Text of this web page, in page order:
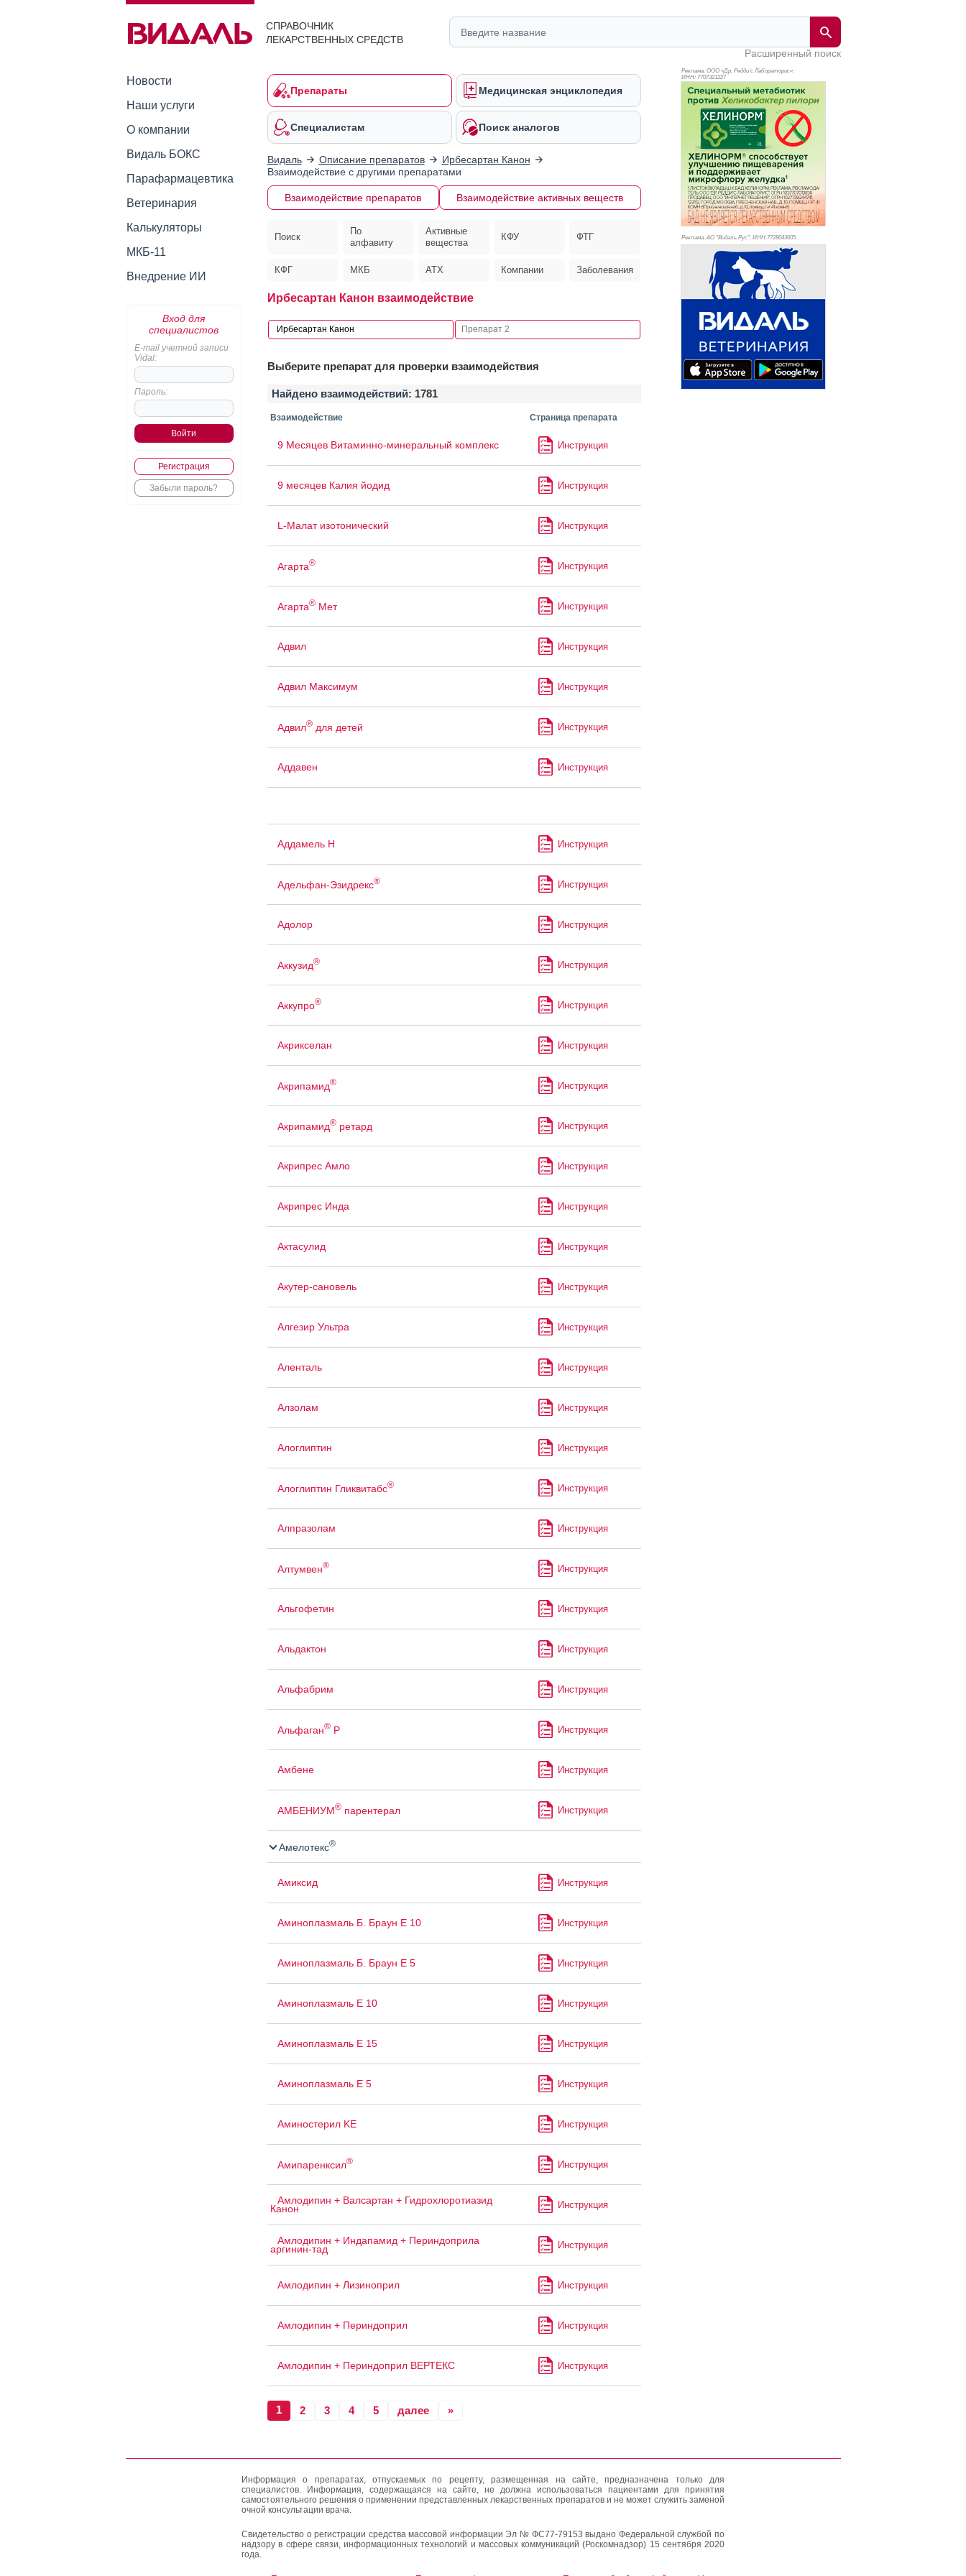
СПРАВОЧНИК
ЛЕКАРСТВЕННЫХ СРЕДСТВ
Расширенный поиск
Новости
Наши услуги
О компании
Видаль БОКС
Парафармацевтика
Ветеринария
Калькуляторы
МКБ-11
Внедрение ИИ
Вход для
специалистов
E-mail учетной записи
Vidal:
Пароль:
Регистрация
Забыли пароль?
Препараты Медицинская энциклопедия
Специалистам Поиск аналогов
Видаль Описание препаратов
Ирбесартан Канон
Взаимодействие с другими препаратами
Взаимодействие препаратов Взаимодействие активных веществ
Поиск
По
алфавиту
Активные
вещества
КФУ ФТГ
КФГ МКБ АТХ Компании Заболевания
Ирбесартан Канон взаимодействие
Выберите препарат для проверки взаимодействия
Найдено взаимодействий: 1781
Взаимодействие Страница препарата
9 Месяцев Витаминно-минеральный комплекс Инструкция
9 месяцев Калия йодид Инструкция
L-Малат изотонический Инструкция
Агарта® Инструкция
Агарта®Мет Инструкция
Адвил Инструкция
Адвил Максимум Инструкция
Адвил®для детей Инструкция
Аддавен Инструкция
Аддамель Н Инструкция
Адельфан-Эзидрекс® Инструкция
Адолор Инструкция
Аккузид® Инструкция
Аккупро® Инструкция
Акрикселан Инструкция
Акрипамид® Инструкция
Акрипамид®ретард Инструкция
Акрипрес Амло Инструкция
Акрипрес Инда Инструкция
Актасулид Инструкция
Акутер-сановель Инструкция
Алгезир Ультра Инструкция
Аленталь Инструкция
Алзолам Инструкция
Алоглиптин Инструкция
Алоглиптин Гликвитабс® Инструкция
Алпразолам Инструкция
Алтумвен® Инструкция
Альгофетин Инструкция
Альдактон Инструкция
Альфабрим Инструкция
Альфаган®Р Инструкция
Амбене Инструкция
АМБЕНИУМ®парентерал Инструкция
Амелотекс®
Амиксид Инструкция
Аминоплазмаль Б. Браун Е 10 Инструкция
Аминоплазмаль Б. Браун Е 5 Инструкция
Аминоплазмаль Е 10 Инструкция
Аминоплазмаль Е 15 Инструкция
Аминоплазмаль Е 5 Инструкция
Аминостерил KE Инструкция
Амипаренксил® Инструкция
Амлодипин + Валсартан + Гидрохлоротиазид
Канон Инструкция
Амлодипин + Индапамид + Периндоприла
аргинин-тад Инструкция
Амлодипин + Лизиноприл Инструкция
Амлодипин + Периндоприл Инструкция
Амлодипин + Периндоприл ВЕРТЕКС Инструкция
1 2 3 4 5 далее »
Реклама. ООО «Др. Редди’с Лабораторис»,
ИНН: 7707321227
Реклама. АО "Видаль Рус", ИНН 7728043605
Информация о препаратах, отпускаемых по рецепту, размещенная на сайте, предназначена только для
специалистов. Информация, содержащаяся на сайте, не должна использоваться пациентами для принятия
самостоятельного решения о применении представленных лекарственных препаратов и не может служить заменой
очной консультации врача.
Свидетельство о регистрации средства массовой информации Эл № ФС77-79153 выдано Федеральной службой по
надзору в сфере связи, информационных технологий и массовых коммуникаций (Роскомнадзор) 15 сентября 2020
года.